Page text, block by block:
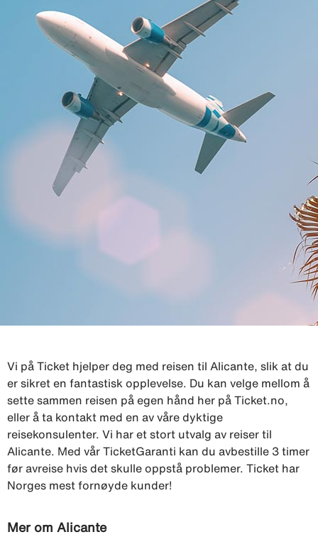
Vi på Ticket hjelper deg med reisen til Alicante, slik at du
er sikret en fantastisk opplevelse. Du kan velge mellom å
sette sammen reisen på egen hånd her på Ticket.no,
eller å ta kontakt med en av våre dyktige
reisekonsulenter. Vi har et stort utvalg av reiser til
Alicante. Med vår TicketGaranti kan du avbestille 3 timer
før avreise hvis det skulle oppstå problemer. Ticket har
Norges mest fornøyde kunder!
Mer om Alicante